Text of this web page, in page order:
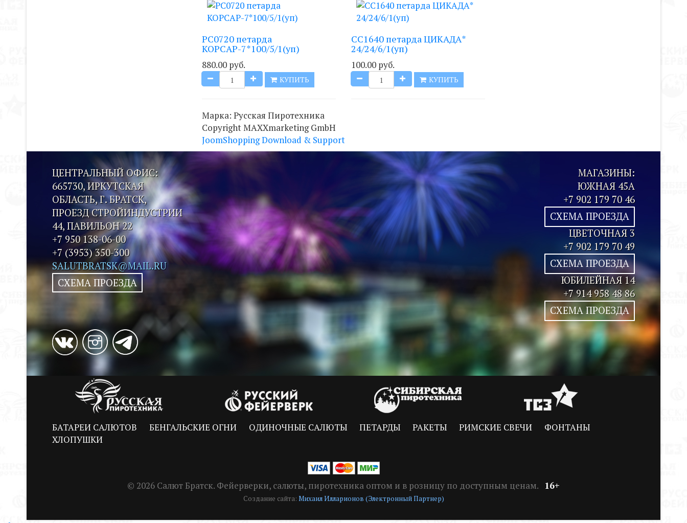
РС0720 петарда
КОРСАР-7*100/5/1(уп)
880.00 руб.
КУПИТЬ
Марка: Русская Пиротехника
СС1640 петарда ЦИКАДА*
24/24/6/1(уп)
100.00 руб.
КУПИТЬ
Copyright MAXXmarketing GmbH
JoomShopping Download & Support
ЦЕНТРАЛЬНЫЙ ОФИС:
665730, ИРКУТСКАЯ
ОБЛАСТЬ, Г. БРАТСК,
ПРОЕЗД СТРОЙИНДУСТРИИ
44, ПАВИЛЬОН 22
+7 950 138-06-00
+7 (3953) 350-300
SALUTBRATSK@MAIL.RU
СХЕМА ПРОЕЗДА
МАГАЗИНЫ:
ЮЖНАЯ 45А
+7 902 179 70 46
СХЕМА ПРОЕЗДА
ЦВЕТОЧНАЯ 3
+7 902 179 70 49
СХЕМА ПРОЕЗДА
ЮБИЛЕЙНАЯ 14
+7 914 958 48 86
СХЕМА ПРОЕЗДА
БАТАРЕИ САЛЮТОВ БЕНГАЛЬСКИЕ ОГНИ ОДИНОЧНЫЕ САЛЮТЫ ПЕТАРДЫ РАКЕТЫ РИМСКИЕ СВЕЧИ
ФОНТАНЫ
ХЛОПУШКИ
© 2026 Салют Братск. Фейерверки, салюты, пиротехника оптом и в розницу по доступным ценам. 16+
Создание сайта: Михаил Илларионов (Электронный Партнер)